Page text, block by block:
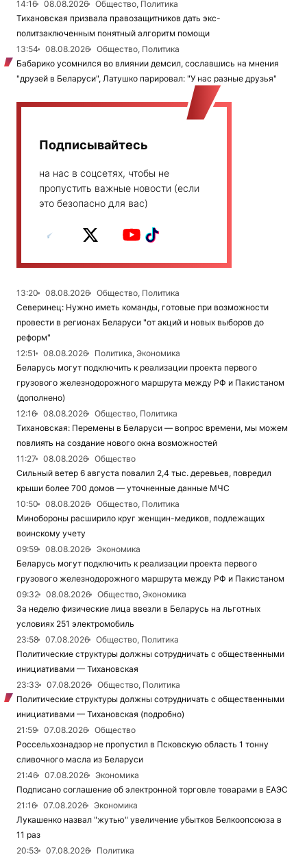
14:16 08.08.2026
Общество, Политика
Тихановская призвала правозащитников дать экс-
политзаключенным понятный алгоритм помощи
13:54
08.08.2026
Общество, Политика
Бабарико усомнился во влиянии демсил, сославшись на мнения
"друзей в Беларуси", Латушко парировал: "У нас разные друзья"
Подписывайтесь
на нас в соцсетях, чтобы не
пропустить важные новости (если
это безопасно для вас)
13:20 08.08.2026
Общество, Политика
Северинец: Нужно иметь команды, готовые при возможности
провести в регионах Беларуси "от акций и новых выборов до
реформ"
12:51
08.08.2026
Политика, Экономика
Беларусь могут подключить к реализации проекта первого
грузового железнодорожного маршрута между РФ и Пакистаном
(дополнено)
12:16
08.08.2026
Общество, Политика
Тихановская: Перемены в Беларуси — вопрос времени, мы можем
повлиять на создание нового окна возможностей
11:27
08.08.2026
Общество
Сильный ветер 6 августа повалил 2,4 тыс. деревьев, повредил
крыши более 700 домов — уточненные данные МЧС
10:50
08.08.2026
Общество, Политика
Минобороны расширило круг женщин-медиков, подлежащих
воинскому учету
09:59
08.08.2026
Экономика
Беларусь могут подключить к реализации проекта первого
грузового железнодорожного маршрута между РФ и Пакистаном
09:32
08.08.2026
Общество, Экономика
За неделю физические лица ввезли в Беларусь на льготных
условиях 251 электромобиль
23:58
07.08.2026
Общество, Политика
Политические структуры должны сотрудничать с общественными
инициативами — Тихановская
23:33
07.08.2026
Общество, Политика
Политические структуры должны сотрудничать с общественными
инициативами — Тихановская (подробно)
21:59
07.08.2026
Общество
Россельхознадзор не пропустил в Псковскую область 1 тонну
сливочного масла из Беларуси
21:46
07.08.2026
Экономика
Подписано соглашение об электронной торговле товарами в ЕАЭС
21:16
07.08.2026
Экономика
Лукашенко назвал "жутью" увеличение убытков Белкоопсоюза в
11 раз
20:53
07.08.2026
Политика